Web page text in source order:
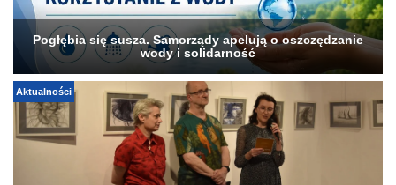
Pogłębia się susza. Samorządy apelują o oszczędzanie
wody i solidarność
Aktualności